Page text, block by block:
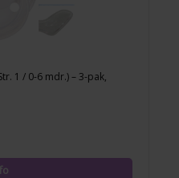
1 / 0-6 mdr.) – 3-pak,